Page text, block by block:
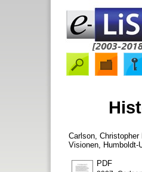
Carlson, Christopher
Visionen, Humboldt-
PDF